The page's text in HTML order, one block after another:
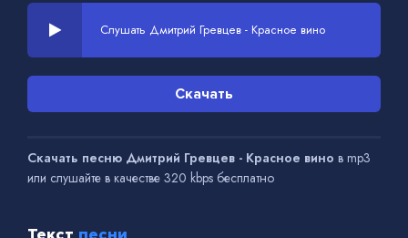
Слушать Дмитрий Гревцев - Красное вино
Скачать
Скачать песню Дмитрий Гревцев - Красное вино в mp3
или слушайте в качестве 320 kbps бесплатно
Текст песни